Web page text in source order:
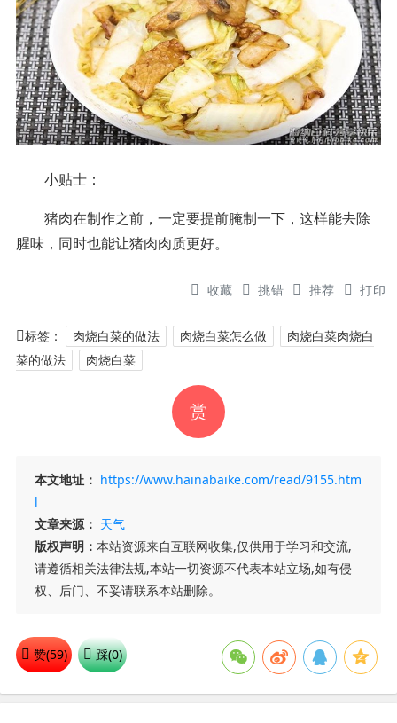
小贴士：
猪肉在制作之前，一定要提前腌制一下，这样能去除
腥味，同时也能让猪肉肉质更好。
收藏 挑错 推荐 打印
标签： 肉烧白菜的做法 肉烧白菜怎么做
肉烧白菜肉烧白
菜的做法
肉烧白菜
赏
本文地址： https://www.hainabaike.com/read/9155.htm
l
文章来源： 天气
版权声明： 本站资源来自互联网收集,仅供用于学习和交流,
请遵循相关法律法规,本站一切资源不代表本站立场,如有侵
权、后门、不妥请联系本站删除。
赞(59) 踩(0)